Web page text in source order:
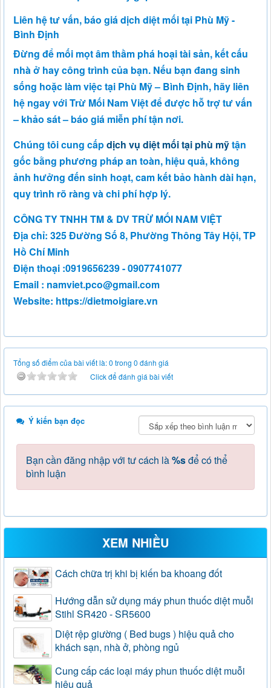
Liên hệ tư vấn, báo giá dịch diệt mối tại Phù Mỹ -
Bình Định
Đừng để mối mọt âm thầm phá hoại tài sản, kết cấu
nhà ở hay công trình của bạn. Nếu bạn đang sinh
sống hoặc làm việc tại Phù Mỹ – Bình Định, hãy liên
hệ ngay với Trừ Mối Nam Việt để được hỗ trợ tư vấn
– khảo sát – báo giá miễn phí tận nơi.
Chúng tôi cung cấpdịch vụ diệt mối tại phù mỹtận
gốc bằng phương pháp an toàn, hiệu quả, không
ảnh hưởng đến sinh hoạt, cam kết bảo hành dài hạn,
quy trình rõ ràng và chi phí hợp lý.
CÔNG TY TNHH TM & DV TRỪ MỐI NAM VIỆT
Địa chỉ: 325 Đường Số 8, Phường Thông Tây Hội, TP
Hồ Chí Minh
Điện thoại :0919656239 - 0907741077
Email : namviet.pco@gmail.com
Website: https://dietmoigiare.vn
Tổng số điểm của bài viết là: 0 trong 0 đánh giá
Click để đánh giá bài viết
Ý kiến bạn đọc
Bạn cần đăng nhập với tư cách là%sđể có thể
bình luận
XEM NHIỀU
Cách chữa trị khi bị kiến ba khoang đốt
Hướng dẫn sử dụng máy phun thuốc diệt muỗi
Stihl SR420 - SR5600
Diệt rệp giường ( Bed bugs ) hiệu quả cho
khách sạn, nhà ở, phòng ngủ
Cung cấp các loại máy phun thuốc diệt muỗi
hiệu quả